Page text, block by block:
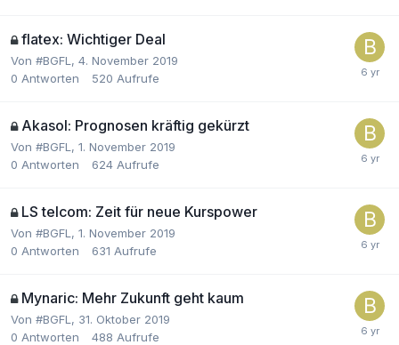
flatex: Wichtiger Deal
Von #BGFL , 4. November 2019
0 Antworten 520 Aufrufe
Akasol: Prognosen kräftig gekürzt
Von #BGFL , 1. November 2019
0 Antworten 624 Aufrufe
LS telcom: Zeit für neue Kurspower
Von #BGFL , 1. November 2019
0 Antworten 631 Aufrufe
Mynaric: Mehr Zukunft geht kaum
Von #BGFL , 31. Oktober 2019
0 Antworten 488 Aufrufe